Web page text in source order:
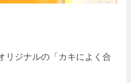
リジナルの「カキによく合